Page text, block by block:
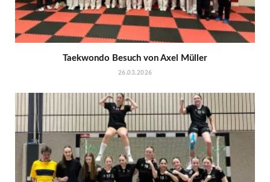
Taekwondo Besuch von Axel Müller
26.03.2026